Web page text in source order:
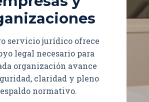
servicio jurídico ofrece
legal necesario para
organización avance
claridad y pleno
normativo.